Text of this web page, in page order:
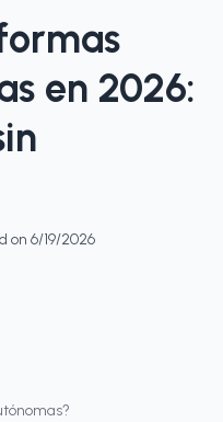
en 2026:
on 6/19/2026